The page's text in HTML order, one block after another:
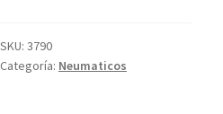
SKU: 3790
Categoría: Neumaticos